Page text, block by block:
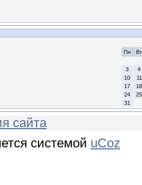
Пн
Вт
3
4
10
11
17
18
24
25
31
сайта
системой uCoz